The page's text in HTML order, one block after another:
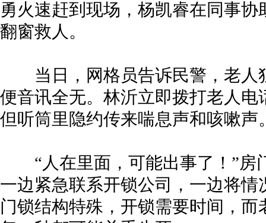
勇火速赶到现场，杨凯睿在同事
翻窗救人。
当日，网格员告诉民警，老人
便音讯全无。林沂立即拨打老人
但听筒里隐约传来喘息声和咳嗽声
“人在里面，可能出事了！”房
一边紧急联系开锁公司，一边将
门锁结构特殊，开锁需要时间，